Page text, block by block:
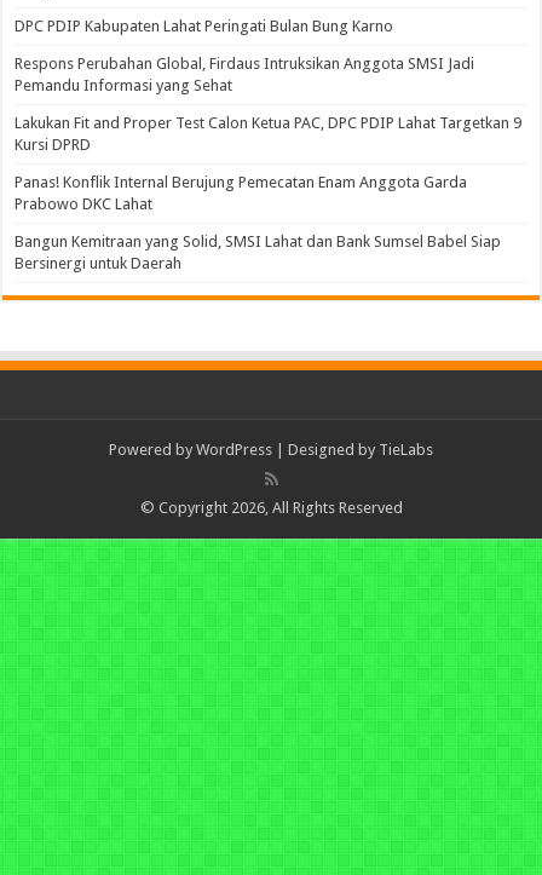
DPC PDIP Kabupaten Lahat Peringati Bulan Bung Karno
Respons Perubahan Global, Firdaus Intruksikan Anggota SMSI Jadi
Pemandu Informasi yang Sehat
Lakukan Fit and Proper Test Calon Ketua PAC, DPC PDIP Lahat Targetkan 9
Kursi DPRD
Panas! Konflik Internal Berujung Pemecatan Enam Anggota Garda
Prabowo DKC Lahat
Bangun Kemitraan yang Solid, SMSI Lahat dan Bank Sumsel Babel Siap
Bersinergi untuk Daerah
Powered by WordPress | Designed by TieLabs
© Copyright 2026, All Rights Reserved